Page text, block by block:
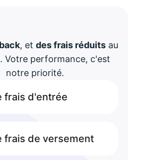
, et des frais réduits au
Votre performance, c'est
notre priorité.
frais d'entrée
frais de versement